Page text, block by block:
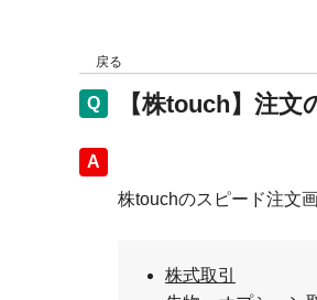
戻る
【株touch】注
回答
株touchのスピード注文
株式取引